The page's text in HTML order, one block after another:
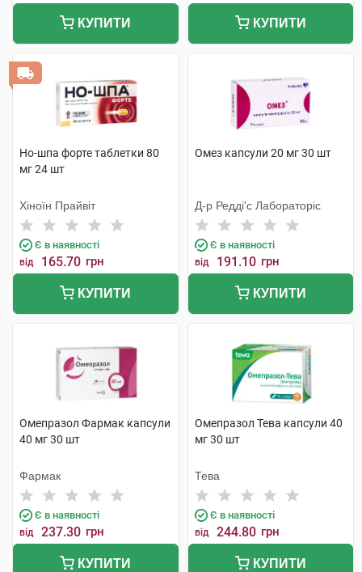
КУПИТИ КУПИТИ
Но-шпа форте таблетки 80
мг 24 шт
Хіноїн Прайвіт
Є в наявності
від 165.70 грн
КУПИТИ
Омез капсули 20 мг 30 шт
Д-р Редді'с Лабораторіс
Є в наявності
від 191.10 грн
КУПИТИ
Омепразол Фармак капсули
40 мг 30 шт
Фармак
Є в наявності
від 237.30 грн
КУПИТИ
Омепразол Тева капсули 40
мг 30 шт
Тева
Є в наявності
від 244.80 грн
КУПИТИ